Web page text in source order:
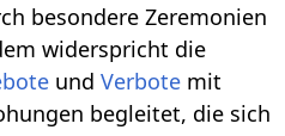
besondere Zeremonien
widerspricht die
undVerbote mit
begleitet, die sich